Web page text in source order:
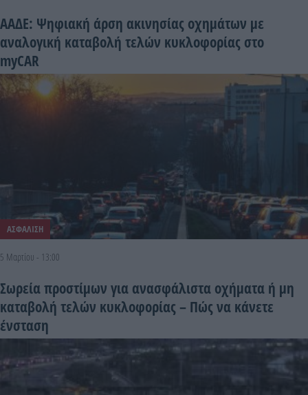
ΑΑΔΕ: Ψηφιακή άρση ακινησίας οχημάτων με
αναλογική καταβολή τελών κυκλοφορίας στο
myCAR
ΑΣΦΑΛΙΣΗ
5 Μαρτίου - 13:00
Σωρεία προστίμων για ανασφάλιστα οχήματα ή μη
καταβολή τελών κυκλοφορίας – Πώς να κάνετε
ένσταση